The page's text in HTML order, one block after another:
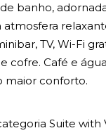
banho,
TV, Wi-Fi
cofre. Café e
maior conforto.
Suite with